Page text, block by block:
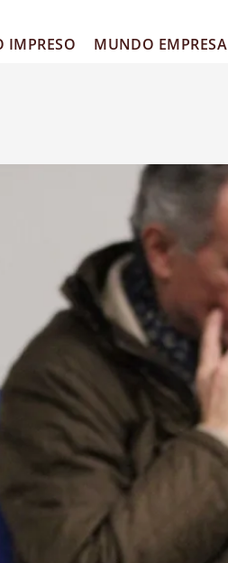
IMPRESO MUNDO EMPRESA